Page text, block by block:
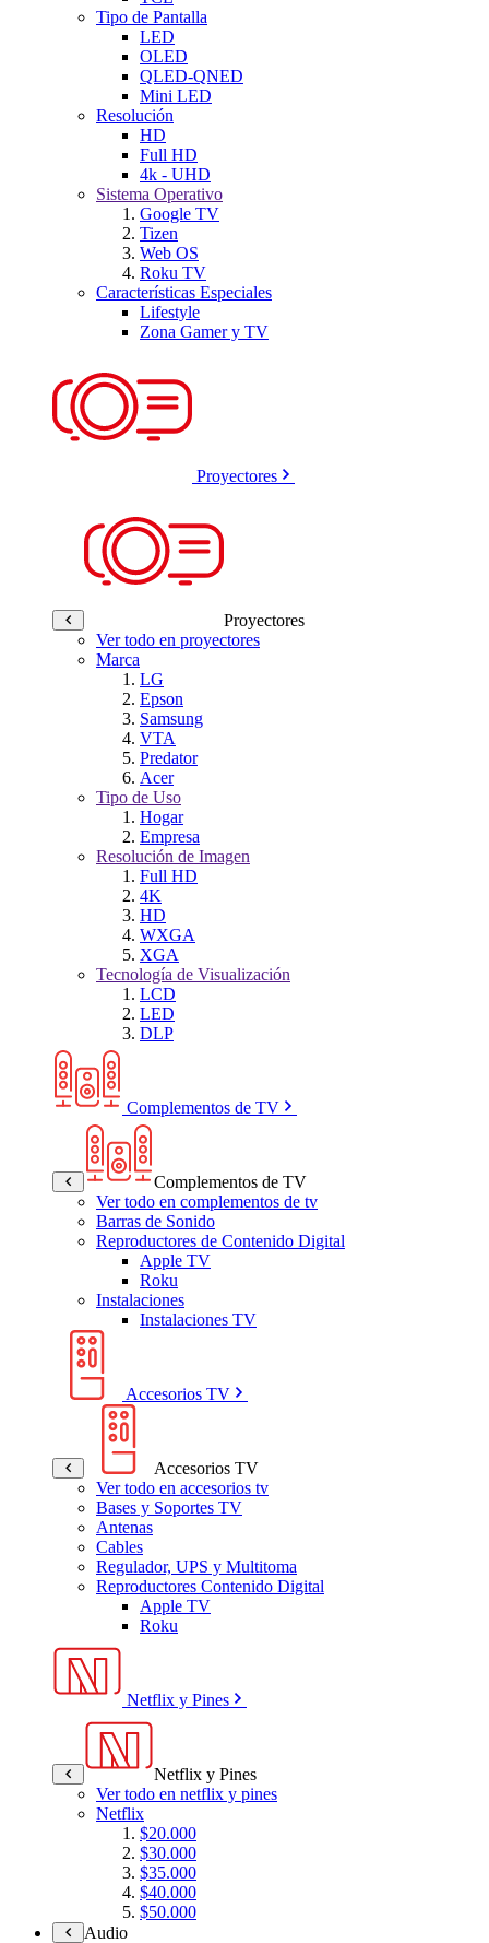
Tipo de Pantalla
LED
OLED
QLED-QNED
Mini LED
Resolución
HD
Full HD
4k - UHD
Sistema Operativo
Google TV
Tizen
Web OS
Roku TV
Características Especiales
Lifestyle
Zona Gamer y TV
Proyectores
Proyectores
Ver todo en proyectores
Marca
LG
Epson
Samsung
VTA
Predator
Acer
Tipo de Uso
Hogar
Empresa
Resolución de Imagen
Full HD
4K
HD
WXGA
XGA
Tecnología de Visualización
LCD
LED
DLP
Complementos de TV
Complementos de TV
Ver todo en complementos de tv
Barras de Sonido
Reproductores de Contenido Digital
Apple TV
Roku
Instalaciones
Instalaciones TV
Accesorios TV
Accesorios TV
Ver todo en accesorios tv
Bases y Soportes TV
Antenas
Cables
Regulador, UPS y Multitoma
Reproductores Contenido Digital
Apple TV
Roku
Netflix y Pines
Netflix y Pines
Ver todo en netflix y pines
Netflix
$20.000
$30.000
$35.000
$40.000
$50.000
Audio